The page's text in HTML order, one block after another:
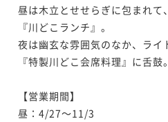
昼は木立とせせらぎに包まれて
『川どこランチ』。
夜は幽玄な雰囲気のなか、ライ
『特製川どこ会席料理』に舌鼓。
【営業期間】
昼：4/27～11/3